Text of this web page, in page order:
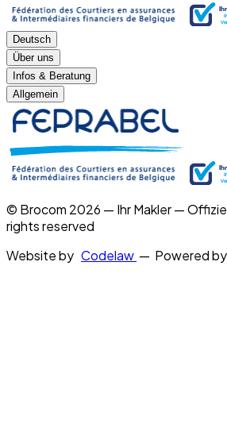
Deutsch
Über uns
Infos & Beratung
Allgemein
© Brocom 2026 — Ihr Makler —
rights reserved
Website by Codelaw — Powered by